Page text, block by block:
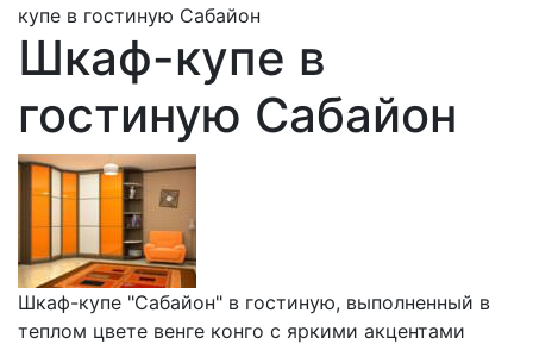
купе в гостиную Сабайон
Шкаф-купе в
гостиную Сабайон
Шкаф-купе "Сабайон" в гостиную, выполненный в
теплом цвете венге конго с яркими акцентами